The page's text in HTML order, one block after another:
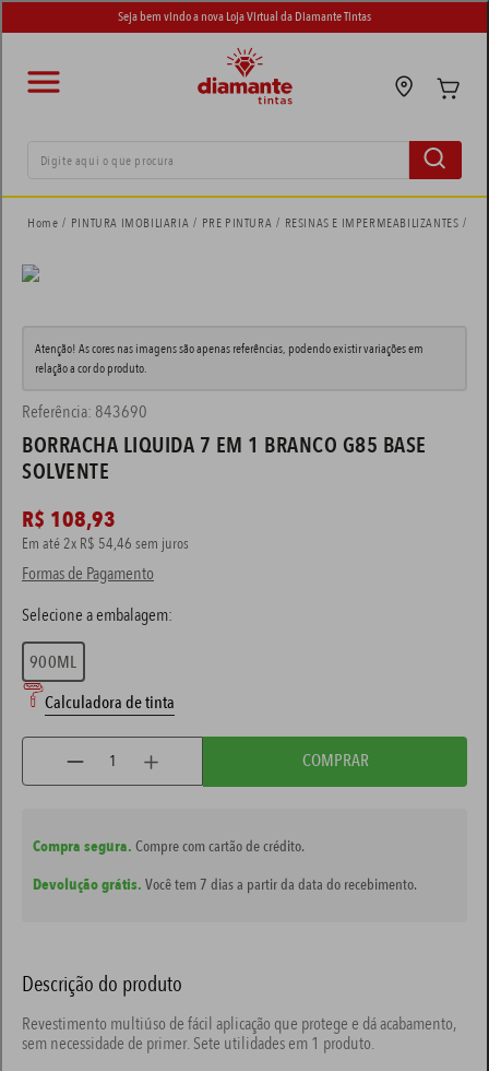
Seja bem vindo a nova Loja Virtual da Diamante Tintas
PINTURA IMOBILIARIA PRE PINTURA RESINAS E IMPERMEABILIZANTES
Atenção! As cores nas imagens são apenas referências, podendo existir variações em
relação a cor do produto.
Referência: 843690
BORRACHA LIQUIDA 7 EM 1 BRANCO G85 BASE
SOLVENTE
R$ 108,93
Em até2x R$ 54,46 sem juros
Formas de Pagamento
900ML
Calculadora de tinta
COMPRAR
Compra segura. Compre com cartão de crédito.
Devolução grátis. Você tem 7 dias a partir da data do recebimento.
Descrição do produto
Revestimento multiúso de fácil aplicação que protege e dá acabamento,
sem necessidade de primer. Sete utilidades em 1 produto.
termos mais buscados
3º adesivo
5º tinta piso
7º
8 º spray
9º massa corrida